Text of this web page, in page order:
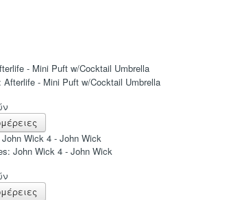
- Mini Puft w/Cocktail Umbrella
Wick 4 - John Wick